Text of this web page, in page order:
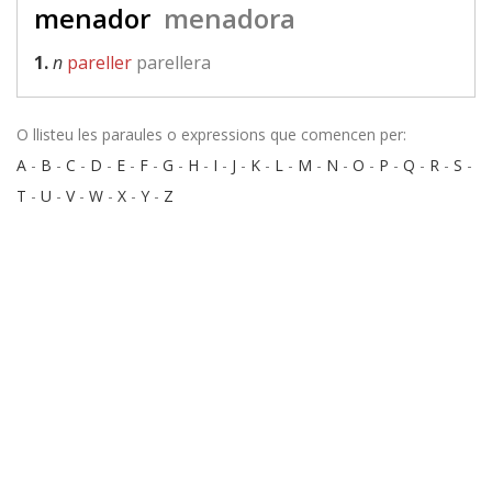
menador menadora
1.n pareller parellera
O llisteu les paraules o expressions que comencen per:
A - B - C - D - E - F - G - H - I - J - K - L - M - N - O - P - Q - R - S -
T - U - V- W - X - Y - Z